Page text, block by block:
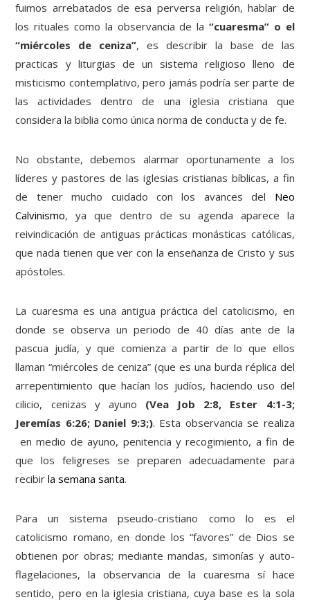
fuimos arrebatados de esa perversa religión, hablar de
los rituales como la observancia de la“cuaresma” o el
“miércoles de ceniza”, es describir la base de las
practicas y liturgias de un sistema religioso lleno de
misticismo contemplativo, pero jamás podría ser parte de
las actividades dentro de una iglesia cristiana que
considera la biblia como única norma de conducta y de fe.
No obstante, debemos alarmar oportunamente a los
líderes y pastores de las iglesias cristianas bíblicas, a fin
de tener mucho cuidado con los avances del Neo
Calvinismo, ya que dentro de su agenda aparece la
reivindicación de antiguas prácticas monásticas católicas,
que nada tienen que ver con la enseñanza de Cristo y sus
apóstoles.
La cuaresma es una antigua práctica del catolicismo, en
donde se observa un periodo de 40 días ante de la
pascua judía, y que comienza a partir de lo que ellos
llaman “miércoles de ceniza” (que es una burda réplica del
arrepentimiento que hacían los judíos, haciendo uso del
cilicio, cenizas y ayuno (Vea Job 2:8, Ester 4:1-3;
Jeremías 6:26; Daniel 9:3;). Esta observancia se realiza
en medio de ayuno, penitencia y recogimiento, a fin de
que los feligreses se preparen adecuadamente para
recibirla semana santa.
Para un sistema pseudo-cristiano como lo es el
catolicismo romano, en donde los “favores” de Dios se
obtienen por obras; mediante mandas, simonías y auto-
flagelaciones, la observancia de la cuaresma sí hace
sentido, pero en la iglesia cristiana, cuya base es la sola